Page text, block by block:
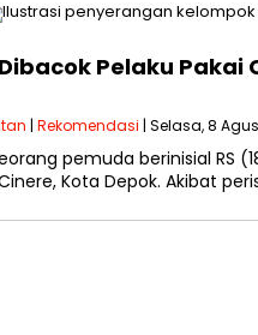
Pelaku Pakai
| Rekomendasi | Selasa, 8
pemuda berinisial
Kota Depok. Akibat